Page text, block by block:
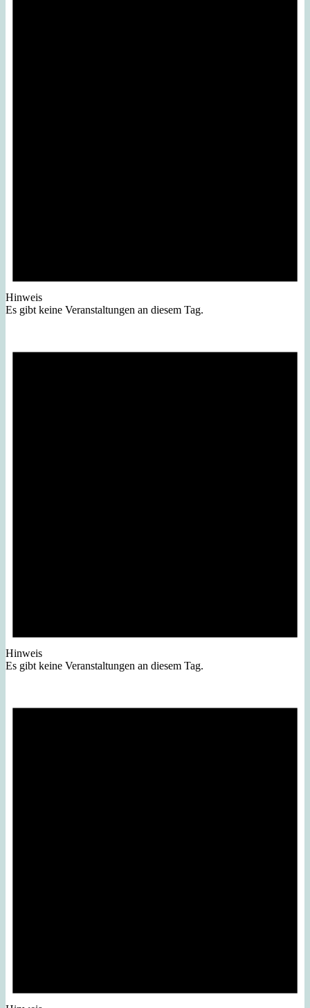
Hinweis
Es gibt keine Veranstaltungen an diesem Tag.
Hinweis
Es gibt keine Veranstaltungen an diesem Tag.